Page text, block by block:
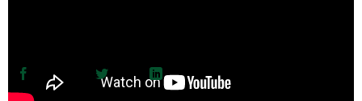
Facebook
Twitter LinkedIn